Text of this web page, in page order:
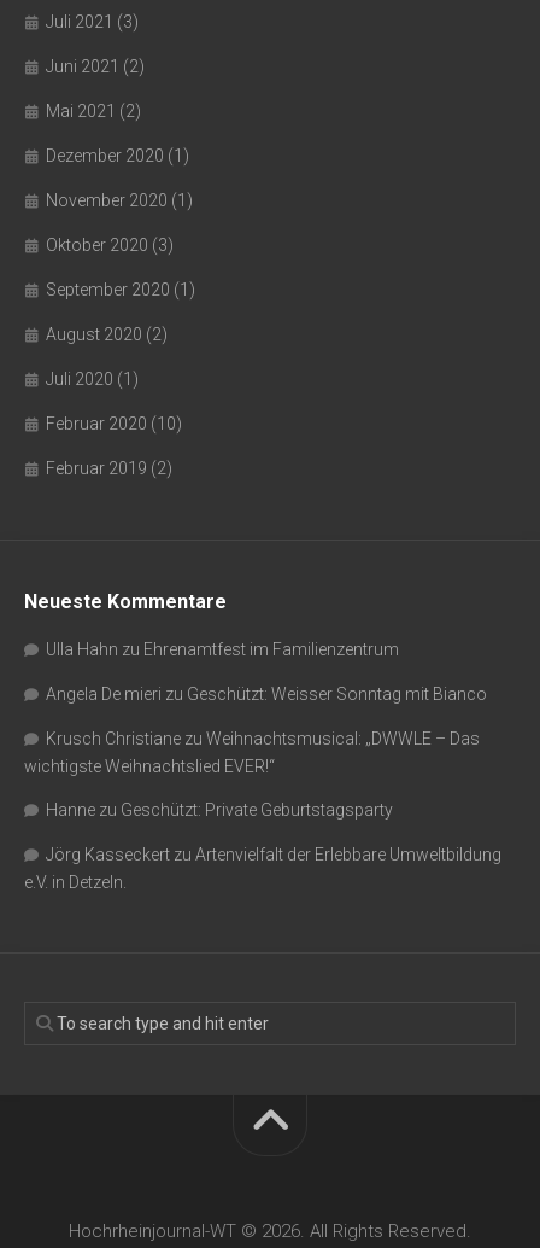
Juli 2021 (3)
Juni 2021 (2)
Mai 2021 (2)
Dezember 2020 (1)
November 2020 (1)
Oktober 2020 (3)
September 2020 (1)
August 2020 (2)
Juli 2020 (1)
Februar 2020 (10)
Februar 2019 (2)
Neueste Kommentare
Ulla Hahn zu Ehrenamtfest im Familienzentrum
Angela De mieri zu Geschützt: Weisser Sonntag mit Bianco
Krusch Christiane zu Weihnachtsmusical: „DWWLE – Das
wichtigste Weihnachtslied EVER!“
Hanne zu Geschützt: Private Geburtstagsparty
Jörg Kasseckert zu Artenvielfalt der Erlebbare Umweltbildung
e.V. in Detzeln.
Hochrheinjournal-WT © 2026. All Rights Reserved.